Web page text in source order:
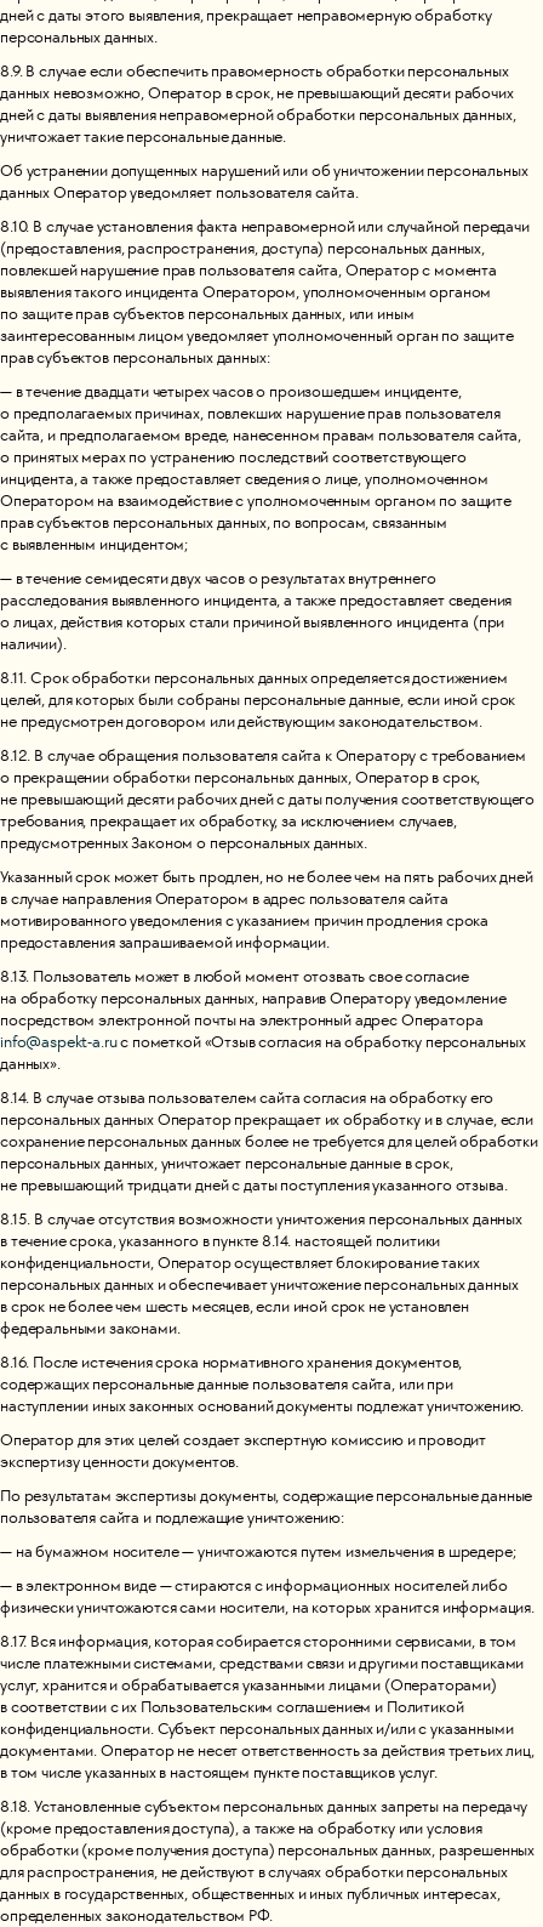
дней с даты этого выявления, прекращает неправомерную обработку
персональных данных.
8.9. В случае если обеспечить правомерность обработки персональных
данных невозможно, Оператор в срок, не превышающий десяти рабочих
дней с даты выявления неправомерной обработки персональных данных,
уничтожает такие персональные данные.
Об устранении допущенных нарушений или об уничтожении персональных
данных Оператор уведомляет пользователя сайта.
8.10. В случае установления факта неправомерной или случайной передачи
(предоставления, распространения, доступа) персональных данных,
повлекшей нарушение прав пользователя сайта, Оператор с момента
выявления такого инцидента Оператором, уполномоченным органом
по защите прав субъектов персональных данных, или иным
заинтересованным лицом уведомляет уполномоченный орган по защите
прав субъектов персональных данных:
— в течение двадцати четырех часов о произошедшем инциденте,
о предполагаемых причинах, повлекших нарушение прав пользователя
сайта, и предполагаемом вреде, нанесенном правам пользователя сайта,
о принятых мерах по устранению последствий соответствующего
инцидента, а также предоставляет сведения о лице, уполномоченном
Оператором на взаимодействие с уполномоченным органом по защите
прав субъектов персональных данных, по вопросам, связанным
с выявленным инцидентом;
— в течение семидесяти двух часов о результатах внутреннего
расследования выявленного инцидента, а также предоставляет сведения
о лицах, действия которых стали причиной выявленного инцидента (при
наличии).
8.11. Срок обработки персональных данных определяется достижением
целей, для которых были собраны персональные данные, если иной срок
не предусмотрен договором или действующим законодательством.
8.12. В случае обращения пользователя сайта к Оператору с требованием
о прекращении обработки персональных данных, Оператор в срок,
не превышающий десяти рабочих дней с даты получения соответствующего
требования, прекращает их обработку, за исключением случаев,
предусмотренных Законом о персональных данных.
Указанный срок может быть продлен, но не более чем на пять рабочих дней
в случае направления Оператором в адрес пользователя сайта
мотивированного уведомления с указанием причин продления срока
предоставления запрашиваемой информации.
8.13. Пользователь может в любой момент отозвать свое согласие
на обработку персональных данных, направив Оператору уведомление
посредством электронной почты на электронный адрес Оператора
info@aspekt-a.ruс пометкой «Отзыв согласия на обработку персональных
данных».
8.14. В случае отзыва пользователем сайта согласия на обработку его
персональных данных Оператор прекращает их обработку и в случае, если
сохранение персональных данных более не требуется для целей обработки
персональных данных, уничтожает персональные данные в срок,
не превышающий тридцати дней с даты поступления указанного отзыва.
8.15. В случае отсутствия возможности уничтожения персональных данных
в течение срока, указанного в пункте 8.14. настоящей политики
конфиденциальности, Оператор осуществляет блокирование таких
персональных данных и обеспечивает уничтожение персональных данных
в срок не более чем шесть месяцев, если иной срок не установлен
федеральными законами.
8.16. После истечения срока нормативного хранения документов,
содержащих персональные данные пользователя сайта, или при
наступлении иных законных оснований документы подлежат уничтожению.
Оператор для этих целей создает экспертную комиссию и проводит
экспертизу ценности документов.
По результатам экспертизы документы, содержащие персональные данные
пользователя сайта и подлежащие уничтожению:
— на бумажном носителе — уничтожаются путем измельчения в шредере;
— в электронном виде — стираются с информационных носителей либо
физически уничтожаются сами носители, на которых хранится информация.
8.17. Вся информация, которая собирается сторонними сервисами, в том
числе платежными системами, средствами связи и другими поставщиками
услуг, хранится и обрабатывается указанными лицами (Операторами)
в соответствии с их Пользовательским соглашением и Политикой
конфиденциальности. Субъект персональных данных и/или с указанными
документами. Оператор не несет ответственность за действия третьих лиц,
в том числе указанных в настоящем пункте поставщиков услуг.
8.18. Установленные субъектом персональных данных запреты на передачу
(кроме предоставления доступа), а также на обработку или условия
обработки (кроме получения доступа) персональных данных, разрешенных
для распространения, не действуют в случаях обработки персональных
данных в государственных, общественных и иных публичных интересах,
определенных законодательством РФ.